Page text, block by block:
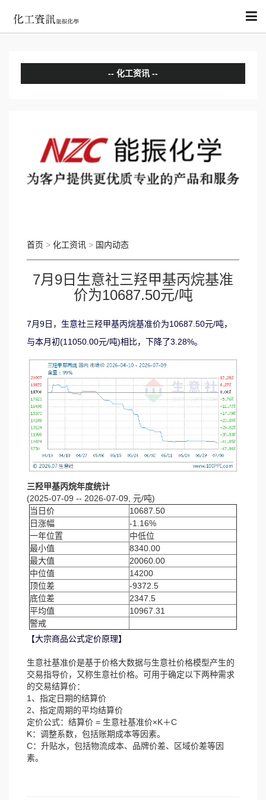
化工资讯
国际动态
首页 > 化工资讯 > 国内动态
7月9日生意社三羟甲基丙烷基准
价为10687.50元/吨
7月9日，生意社三羟甲基丙烷基准价为10687.50元/吨，
与本月初(11050.00元/吨)相比，下降了3.28%。
三羟甲基丙烷年度统计
(2025-07-09 -- 2026-07-09, 元/吨)
当日价
10687.50
日涨幅
-1.16%
一年位置
中低位
最小值
8340.00
最大值
20060.00
中位值
14200
顶位差
-9372.5
底位差
2347.5
平均值
10967.31
警戒
【大宗商品公式定价原理】
生意社基准价是基于价格大数据与生意社价格模型产生的
交易指导价，又称生意社价格。可用于确定以下两种需求
的交易结算价：
1、指定日期的结算价
2、指定周期的平均结算价
定价公式：结算价 = 生意社基准价×K＋C
K：调整系数，包括账期成本等因素。
C：升贴水，包括物流成本、品牌价差、区域价差等因
素。